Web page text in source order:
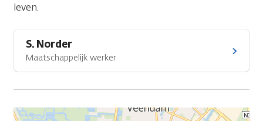
leven.
S. Norder
Maatschappelijk werker